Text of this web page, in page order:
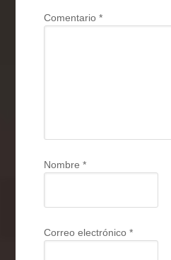
Comentario*
Nombre*
Correo electrónico*